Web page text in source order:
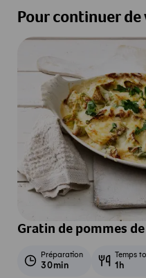
Pour continuer de
Gratin de pommes
Préparation
30min
Temps
1h